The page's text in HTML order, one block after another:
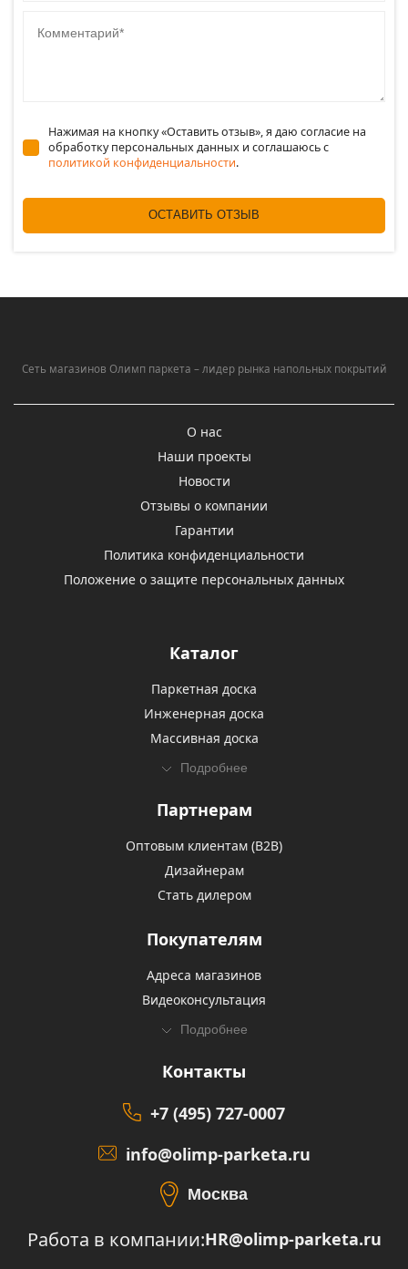
Нажимая на кнопку «Оставить отзыв», я даю согласие на
обработку персональных данных и соглашаюсь c
политикой конфиденциальности.
ОСТАВИТЬ ОТЗЫВ
Сеть магазинов Олимп паркета – лидер рынка напольных покрытий
О нас
Наши проекты
Новости
Отзывы о компании
Гарантии
Политика конфиденциальности
Положение о защите персональных данных
Каталог
Паркетная доска
Инженерная доска
Массивная доска
Подробнее
Партнерам
Оптовым клиентам (В2В)
Дизайнерам
Стать дилером
Покупателям
Адреса магазинов
Видеоконсультация
Подробнее
Контакты
+7 (495) 727-0007
info@olimp-parketa.ru
Москва
Работа в компании:HR@olimp-parketa.ru